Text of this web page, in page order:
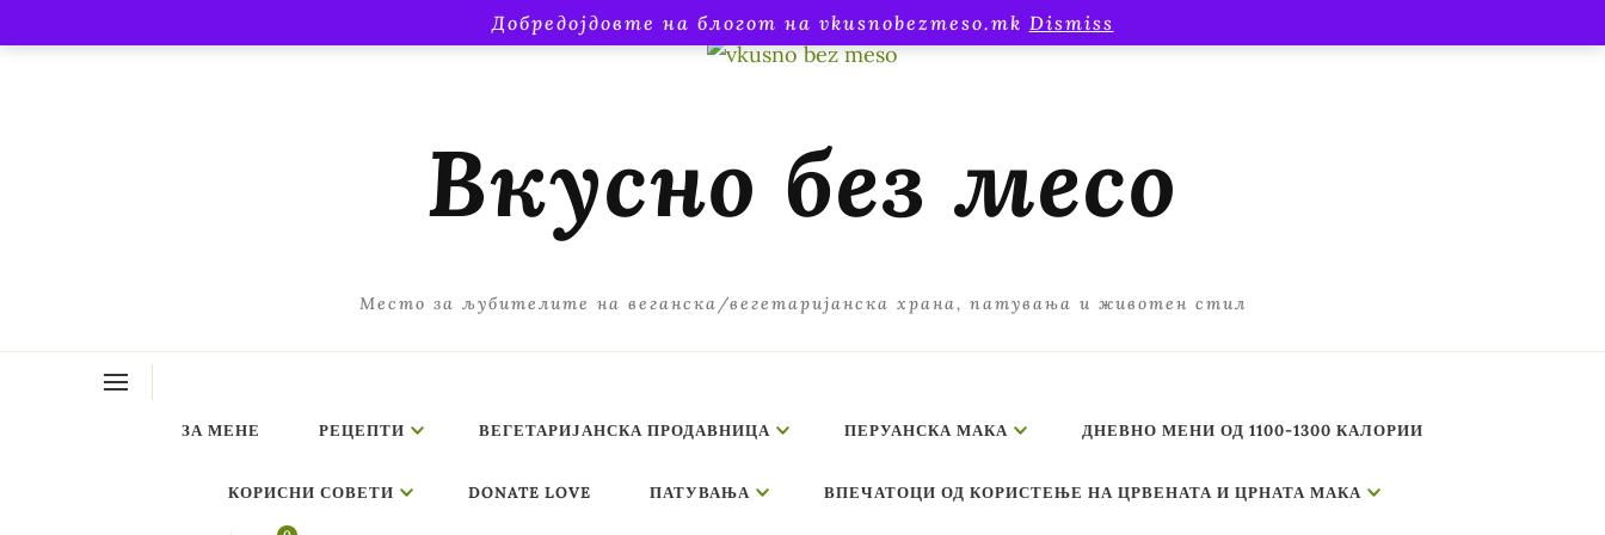
Добредојдовте на блогот на vkusnobezmeso.mk Dismiss
Вкусно без месо
Место за љубителите на веганска/вегетаријанска храна, патувања и животен стил
ЗА МЕНЕ РЕЦЕПТИ ВЕГЕТАРИЈАНСКА ПРОДАВНИЦА ПЕРУАНСКА МАКА ДНЕВНО МЕНИ ОД 1100-1300 КАЛОРИИ
КОРИСНИ СОВЕТИ DONATE LOVE ПАТУВАЊА ВПЕЧАТОЦИ ОД КОРИСТЕЊЕ НА ЦРВЕНАТА И ЦРНАТА МАКА